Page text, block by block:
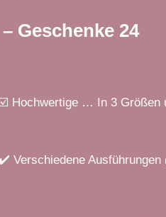
Geschenke 24
Hochwertige … In 3
Verschiedene